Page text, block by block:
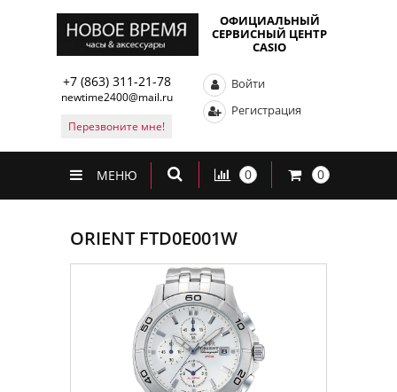
ОФИЦИАЛЬНЫЙ
СЕРВИСНЫЙ ЦЕНТР
CASIO
+7 (863) 311-21-78
newtime2400@mail.ru
Перезвоните мне!
Войти
Регистрация
МЕНЮ 0 0
ORIENT FTD0E001W